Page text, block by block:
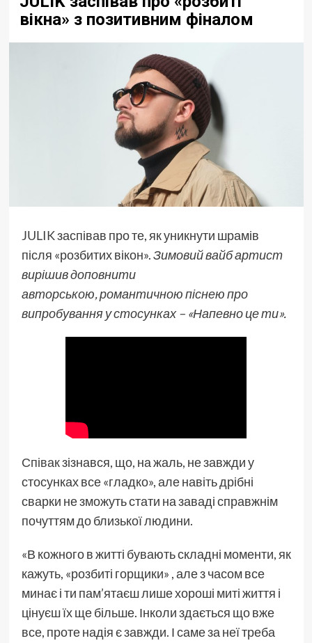
вікна» з позитивним фіналом
JULIKзаспівав про те, як уникнути шрамів
після «розбитих вікон».Зимовий вайб артист
вирішив доповнити
авторською, романтичною піснею про
випробування у стосунках – «Напевно це ти».
Співакзізнався, що, на жаль, не завжди у
стосунках все «гладко», але навіть дрібні
сварки не зможуть стати на заваді справжнім
почуттям до близької людини.
«В кожного в житті бувають складні моменти, як
кажуть, «розбиті горщики» , але з часом все
минає і ти пам’ятаєш лише хороші миті життя і
цінуєш їх ще більше. Інколи здається що вже
все, проте надія є завжди. І саме за неї треба